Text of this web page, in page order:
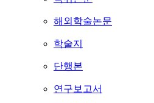
해외학술논문
학술지
단행본
연구보고서